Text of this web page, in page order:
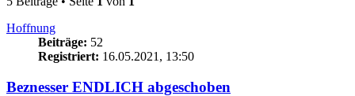
Hoffnung
Beiträge: 52
Registriert: 16.05.2021, 13:50
Beznesser ENDLICH abgeschoben